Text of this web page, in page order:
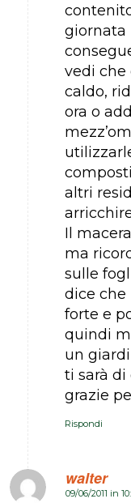
giornata
vedi che
caldo,
ora o
altri
Il
ma
sulle
dice che
forte e
quindi
un
ti sarà di
grazie
Rispondi
walter
dice:
09/06/2011 in